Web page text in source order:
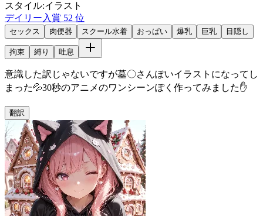
スタイル:イラスト
デイリー入賞 52 位
セックス 肉便器 スクール水着 おっぱい 爆乳 巨乳 目隠し
拘束 縛り 吐息
意識した訳じゃないですが墓〇さんぽいイラストになってし
まった💦30秒のアニメのワンシーンぽく作ってみました✋
翻訳